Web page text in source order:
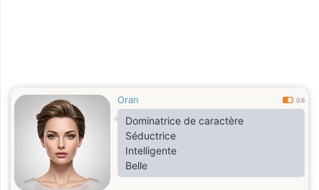
Oran 0.6
Dominatrice de caractère
Séductrice
Intelligente
Belle